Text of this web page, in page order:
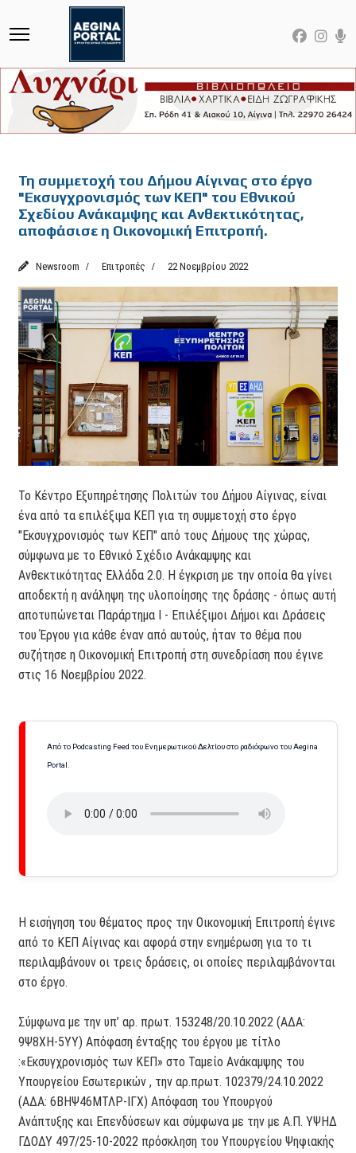
Τη συμμετοχή του Δήμου Αίγινας στο έργο
"Εκσυγχρονισμός των ΚΕΠ" του Εθνικού
Σχεδίου Ανάκαμψης και Ανθεκτικότητας,
αποφάσισε η Οικονομική Επιτροπή.
Newsroom Επιτροπές 22 Νοεμβρίου 2022
Το Κέντρο Εξυπηρέτησης Πολιτών του Δήμου Αίγινας, είναι
ένα από τα επιλέξιμα ΚΕΠ για τη συμμετοχή στο έργο
"Εκσυγχρονισμός των ΚΕΠ" από τους Δήμους της χώρας,
σύμφωνα με το Εθνικό Σχέδιο Ανάκαμψης και
Ανθεκτικότητας Ελλάδα 2.0. Η έγκριση με την οποία θα γίνει
αποδεκτή η ανάληψη της υλοποίησης της δράσης - όπως αυτή
αποτυπώνεται Παράρτημα Ι - Επιλέξιμοι Δήμοι και Δράσεις
του Έργου για κάθε έναν από αυτούς, ήταν το θέμα που
συζήτησε η Οικονομική Επιτροπή στη συνεδρίαση που έγινε
στις 16 Νοεμβρίου 2022.
Από το Podcasting Feed του Ενημερωτικού Δελτίου στο ραδιόφωνο του Aegina
Portal.
Η εισήγηση του θέματος προς την Οικονομική Επιτροπή έγινε
από το ΚΕΠ Αίγινας και αφορά στην ενημέρωση για το τι
περιλαμβάνουν οι τρεις δράσεις, οι οποίες περιλαμβάνονται
στο έργο.
Σύμφωνα με την υπ’ αρ. πρωτ. 153248/20.10.2022 (ΑΔΑ:
9Ψ8ΧΗ-5ΥΥ) Απόφαση ένταξης του έργου με τίτλο
:«Εκσυγχρονισμός των ΚΕΠ» στο Ταμείο Ανάκαμψης του
Υπουργείου Εσωτερικών , την αρ.πρωτ. 102379/24.10.2022
(ΑΔΑ: 6ΒΗΨ46ΜΤΛΡ-ΙΓΧ) Απόφαση του Υπουργού
Ανάπτυξης και Επενδύσεων και σύμφωνα με την με Α.Π. ΥΨΗΔ
ΓΔΟΔΥ 497/25-10-2022 πρόσκληση του Υπουργείου Ψηφιακής